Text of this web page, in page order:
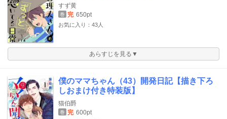
すず黄
巻 完 650pt
お気に入り：43人
あらすじを見る▼
僕のママちゃん（43）開発日記【描き下ろ
しおまけ付き特装版】
猫伯爵
巻 完 600pt